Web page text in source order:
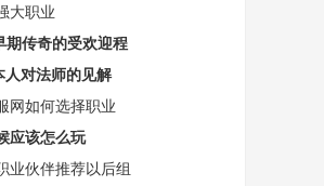
大职业
期传奇的受欢迎程
人对法师的见解
网如何选择职业
应该怎么玩
业伙伴推荐以后组